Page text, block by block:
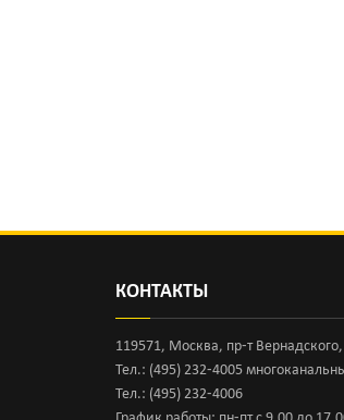
КОНТАКТЫ
119571, Москва, пр-т
Тел.: (495) 232-4005
Тел.: (495) 232-4006